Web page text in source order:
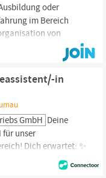
oder
im Bereich
von
innen mit einer
willkommen. Du
an, arbeitest
in
GmbH Deine
für unser
Dich erwartet: ✨
ein tolles
deine berufliche